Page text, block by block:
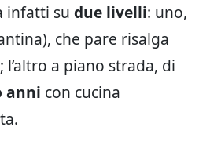
infatti su due livelli: uno,
che pare risalga
; l’altro a piano strada, di
anni con cucina